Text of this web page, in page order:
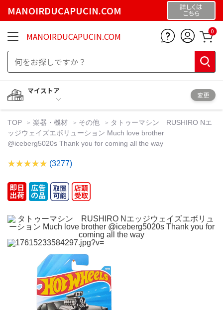
MANOIRDUCAPUCIN.COM 詳しくは
こちら
MANOIRDUCAPUCIN.COM 0
マイストア
変更
TOP 楽器・機材 その他
タトゥーマシン RUSHIRO Nエ
ッジウェイズエボリューション Much love brother
@iceberg5020s Thank you for coming all the way
(3277)